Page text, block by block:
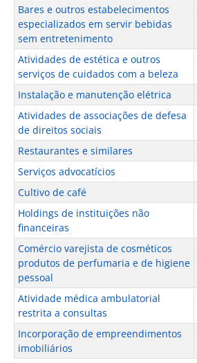
Bares e outros estabelecimentos
especializados em servir bebidas
sem entretenimento
Atividades de estética e outros
serviços de cuidados com a beleza
Instalação e manutenção elétrica
Atividades de associações de defesa
de direitos sociais
Restaurantes e similares
Serviços advocatícios
Cultivo de café
Holdings de instituições não
financeiras
Comércio varejista de cosméticos
produtos de perfumaria e de higiene
pessoal
Atividade médica ambulatorial
restrita a consultas
Incorporação de empreendimentos
imobiliários